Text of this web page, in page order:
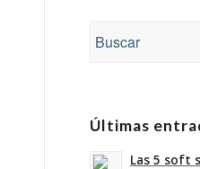
Últimas
Las 5 soft